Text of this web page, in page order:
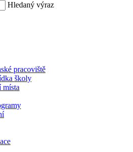
Hledaný výraz
pracoviště
školy
místa